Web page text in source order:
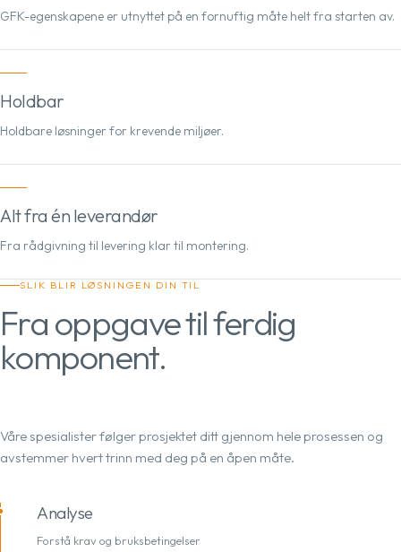
GFK-egenskapene er utnyttet på en fornuftig måte helt fra starten av.
Holdbar
Holdbare løsninger for krevende miljøer.
Alt fra én leverandør
Fra rådgivning til levering klar til montering.
SLIK BLIR LØSNINGEN DIN TIL
Fra oppgave til ferdig
komponent.
Våre spesialister følger prosjektet ditt gjennom hele prosessen og
avstemmer hvert trinn med deg på en åpen måte.
Analyse
Forstå krav og bruksbetingelser